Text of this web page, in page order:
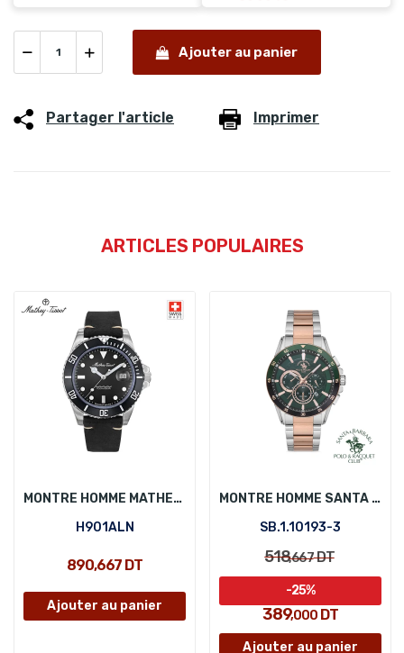
Ajouter au panier
Partager l'article Imprimer
ARTICLES POPULAIRES
MONTRE HOMME MATHEY-TISSOT H901ALN
H901ALN
890,667 DT
Ajouter au panier
MONTRE HOMME SANTA BARBARA POLO SB.1.10193-3
SB.1.10193-3
518,667DT
389,000 DT
-25%
Ajouter au panier